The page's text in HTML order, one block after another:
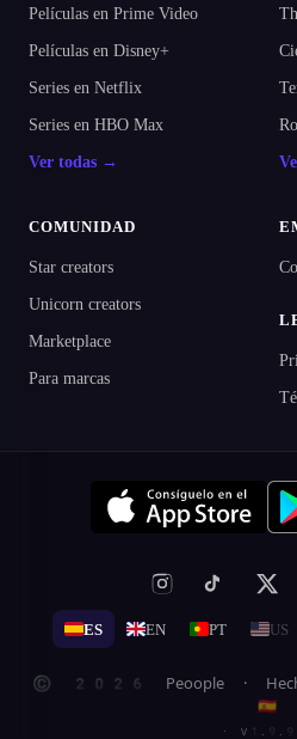
Películas en Prime Video
Películas en Disney+
Series en Netflix
Series en HBO Max
Ver todas →
COMUNIDAD
Star creators
Unicorn creators
Marketplace
Para marcas
ES EN PT US
© 2026 Peoople ·
🇪🇸
·